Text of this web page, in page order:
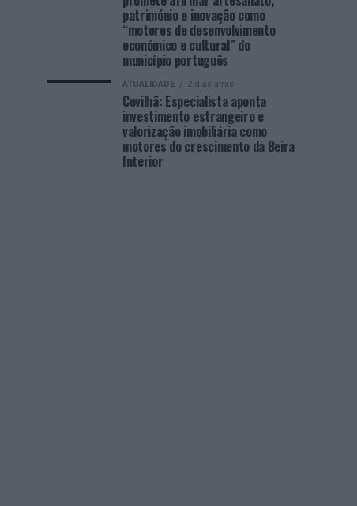
património e inovação como
“motores de desenvolvimento
económico e cultural” do
município português
ATUALIDADE 2 dias atrás
Covilhã: Especialista aponta
investimento estrangeiro e
valorização imobiliária como
motores do crescimento da Beira
Interior